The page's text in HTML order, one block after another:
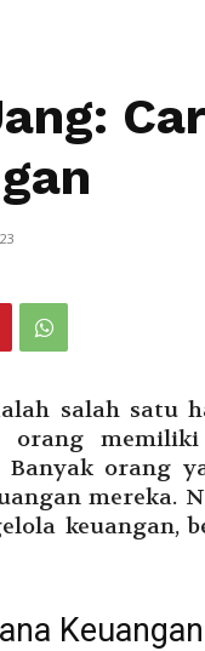
salah satu
orang memiliki
Banyak orang
mereka.
keuangan,
Keuangan